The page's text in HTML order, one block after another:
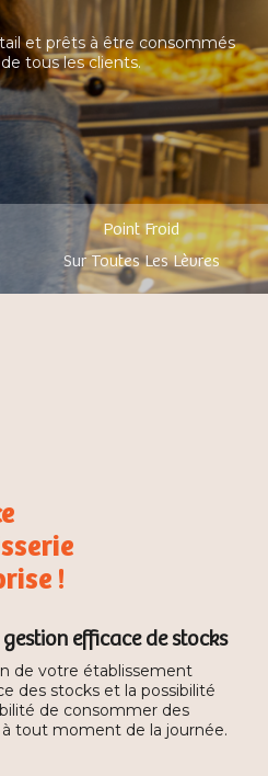
et prêts à être consommés
tous les clients.
Point Froid
Sur Toutes Les Lèvres
!
efficace de stocks
de votre établissement
des stocks et la possibilité
de consommer des
tout moment de la journée.